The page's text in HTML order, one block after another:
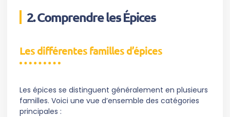
2. Comprendre les Épices
Les différentes familles d’épices
Les épices se distinguent généralement en plusieurs
familles. Voici une vue d’ensemble des catégories
principales :